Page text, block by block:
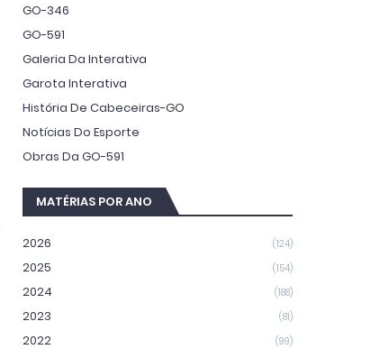
GO-346
GO-591
Galeria Da Interativa
Garota Interativa
História De Cabeceiras-GO
Notícias Do Esporte
Obras Da GO-591
MATÉRIAS POR ANO
2026 (124)
2025 (154)
2024 (188)
2023 (81)
2022 (99)